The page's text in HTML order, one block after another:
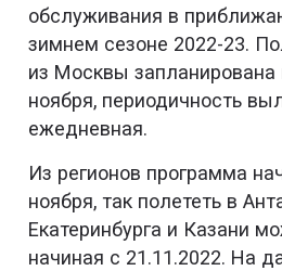
обслуживания в
зимнем сезоне 2022-23.
из Москвы запланирована
ноября, периодичность
ежедневная.
Из регионов программа
ноября, так полететь в
Екатеринбурга и Казани
начиная с 21.11.2022. На